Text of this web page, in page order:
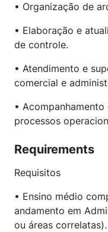
• Organização de
• Elaboração e
de controle.
• Atendimento e
comercial e
•
processos
Requirements
Requisitos
• Ensino médio
andamento em
ou áreas correlatas).